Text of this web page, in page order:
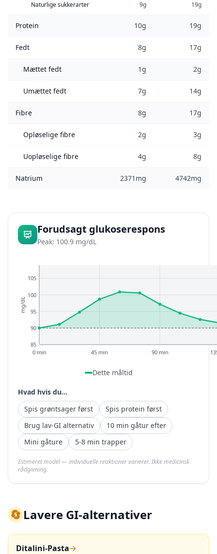
Naturlige sukkerarter 9g 19g
Protein 10g 19g
Fedt 8g 17g
Mættet fedt 1g 2g
Umættet fedt 7g 14g
Fibre 8g 17g
Opløselige fibre 2g 3g
Uopløselige fibre 4g 8g
Natrium 2371mg 4742mg
Forudsagt glukoserespons
Peak: 100.9 mg/dL
85
90
95
100
105
0 min 45 min 90 min
mg/dL
Dette måltid
Hvad hvis du...
Spis grøntsager først
Spis protein først
Brug lav-GI alternativ
10 min gåtur efter
Mini gåture
5-8 min trapper
Estimeret model — individuelle reaktioner varierer. Ikke medicinsk
rådgivning.
🔄Lavere GI-alternativer
Ditalini-Pasta→